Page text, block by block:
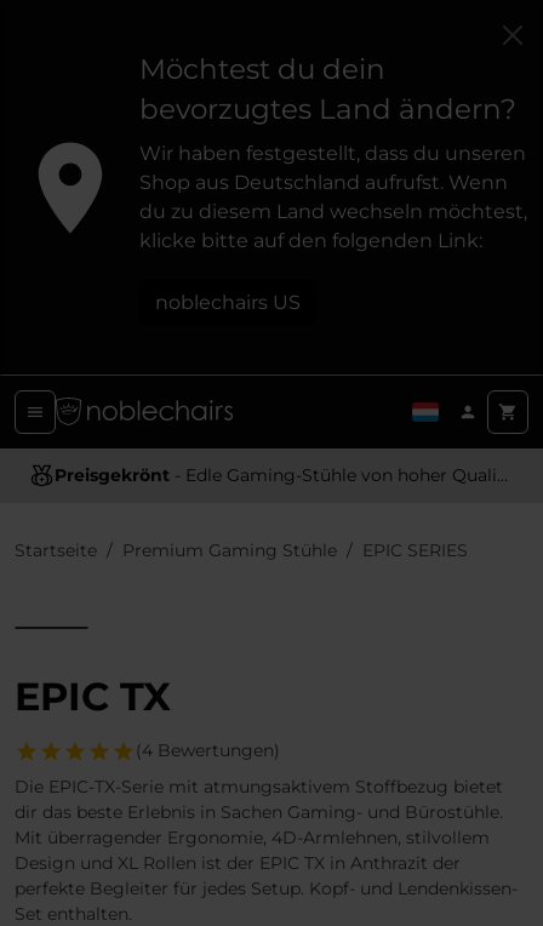
Möchtest du dein
bevorzugtes Land ändern?
Wir haben festgestellt, dass du unseren
Shop aus Deutschland aufrufst. Wenn
du zu diesem Land wechseln möchtest,
klicke bitte auf den folgenden Link:
noblechairs US
Preisgekrönt - Edle Gaming-Stühle von hoher Qualität
Ergonomisches Design- Bietet optimale Unterstützung und Komfort
Startseite Premium Gaming Stühle EPIC SERIES
EPIC TX
(4 Bewertungen)
Die EPIC-TX-Serie mit atmungsaktivem Stoffbezug bietet
dir das beste Erlebnis in Sachen Gaming- und Bürostühle.
Mit überragender Ergonomie, 4D-Armlehnen, stilvollem
Design und XL Rollen ist der EPIC TX in Anthrazit der
perfekte Begleiter für jedes Setup. Kopf- und Lendenkissen-
Set enthalten.